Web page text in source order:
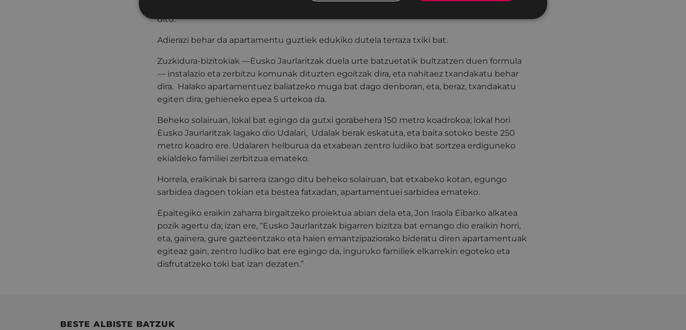
ditu.
Adierazi behar da apartamentu guztiek edukiko dutela terraza txiki bat.
Zuzkidura-bizitokiak —Eusko Jaurlaritzak duela urte batzuetatik bultzatzen duen formula
— instalazio eta zerbitzu komunak dituzten egoitzak dira, eta nahitaez txandakatu behar
dira. Halako apartamentuez baliatzeko muga bat dago denboran, eta, beraz, txandakatu
egiten dira; gehieneko epea 5 urtekoa da.
Beheko solairuan, lokal bat egingo da gutxi gorabehera 150 metro koadrokoa; lokal hori
Eusko Jaurlaritzak lagako dio Udalari, Udalak berak eskatuta, eta baita sotoko beste 250
metro koadro ere. Udalaren helburua da etxabean zentro ludiko bat sortzea erdiguneko
ekialdeko familiei zerbitzua emateko.
Horrela, eraikinak bi sarrera izango ditu beheko solairuan, bat etxabeko kotan, egungo
sarbidea dagoen tokian eta bestea fatxadan, apartamentuei sarbidea emateko.
Epaitegiko eraikin zaharra birgaitzeko proiektua abian dela eta, Jon Iraola Eibarko alkatea
pozik agertu da; izan ere, “Eusko Jaurlaritzak bigarren bizitza bat emango dio eraikin horri,
eta, gainera, gure gazteentzako eta haien emantzipaziorako bideratu diren apartamentuak
egiteaz gain, zentro ludiko bat ere egingo da, inguruko familiek elkarrekin egoteko eta
disfrutatzeko toki bat izan dezaten.”
BESTE ALBISTE BATZUK